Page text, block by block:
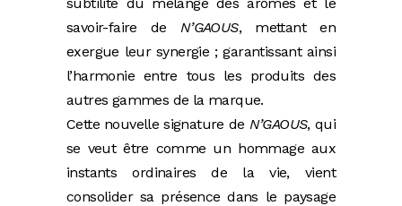
savoir-faire de N’GAOUS, mettant en
exergue leur synergie ; garantissant ainsi
l’harmonie entre tous les produits des
autres gammes de la marque.
Cette nouvelle signature de N’GAOUS, qui
se veut être comme un hommage aux
instants ordinaires de la vie, vient
consolider sa présence dans le paysage